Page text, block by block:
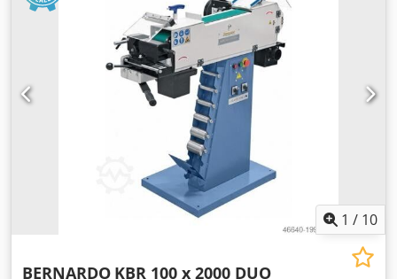
1 / 10
BERNARDO KBR 100 x 2000 DUO